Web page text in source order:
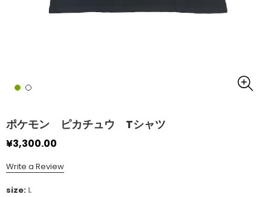
ポケモン ピカチュウ Tシャツ
¥3,300.00
Write a Review
size: L